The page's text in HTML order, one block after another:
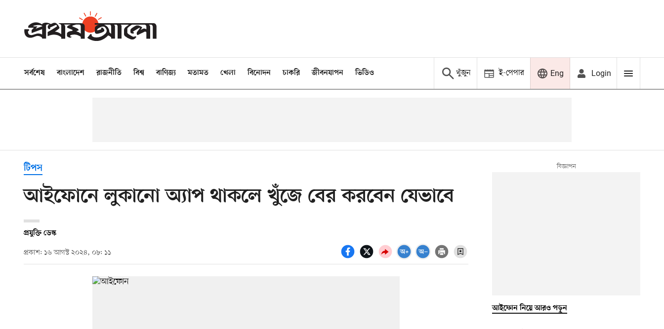
সর্বশেষ বাংলাদেশ রাজনীতি বিশ্ব বাণিজ্য মতামত খেলা বিনোদন চাকরি জীবনযাপন ভিডিও খুঁজুন ই-পেপার Eng Login
টিপস
আইফোনে লুকানো অ্যাপ থাকলে খুঁজে বের করবেন যেভাবে
প্রযুক্তি ডেস্ক
প্রকাশ: ১৬ আগস্ট ২০২৪, ০৮: ১১
আইফোন নিয়ে আরও পড়ুন